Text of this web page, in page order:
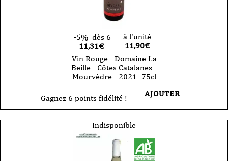
-5% dès 6
11,31€
à l'unité
11,90€
Vin Rouge - Domaine La
Beille - Côtes Catalanes -
Mourvèdre - 2021- 75cl
Gagnez 6 points fidélité ! AJOUTER
Indisponible